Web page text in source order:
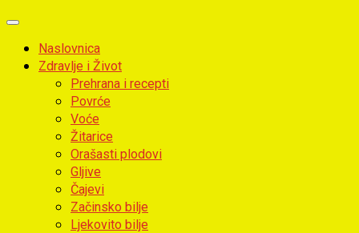
Primary
MenuNaslovnica
Zdravlje i Život
Prehrana i recepti
Povrće
Voće
Žitarice
Orašasti plodovi
Gljive
Čajevi
Začinsko bilje
Ljekovito bilje